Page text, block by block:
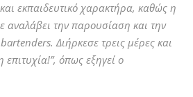
εκπαιδευτικό χαρακτήρα, καθώς η
αναλάβει την παρουσίαση και την
bartenders.Διήρκεσε τρεις μέρες και
επιτυχία!”, όπως εξηγεί ο